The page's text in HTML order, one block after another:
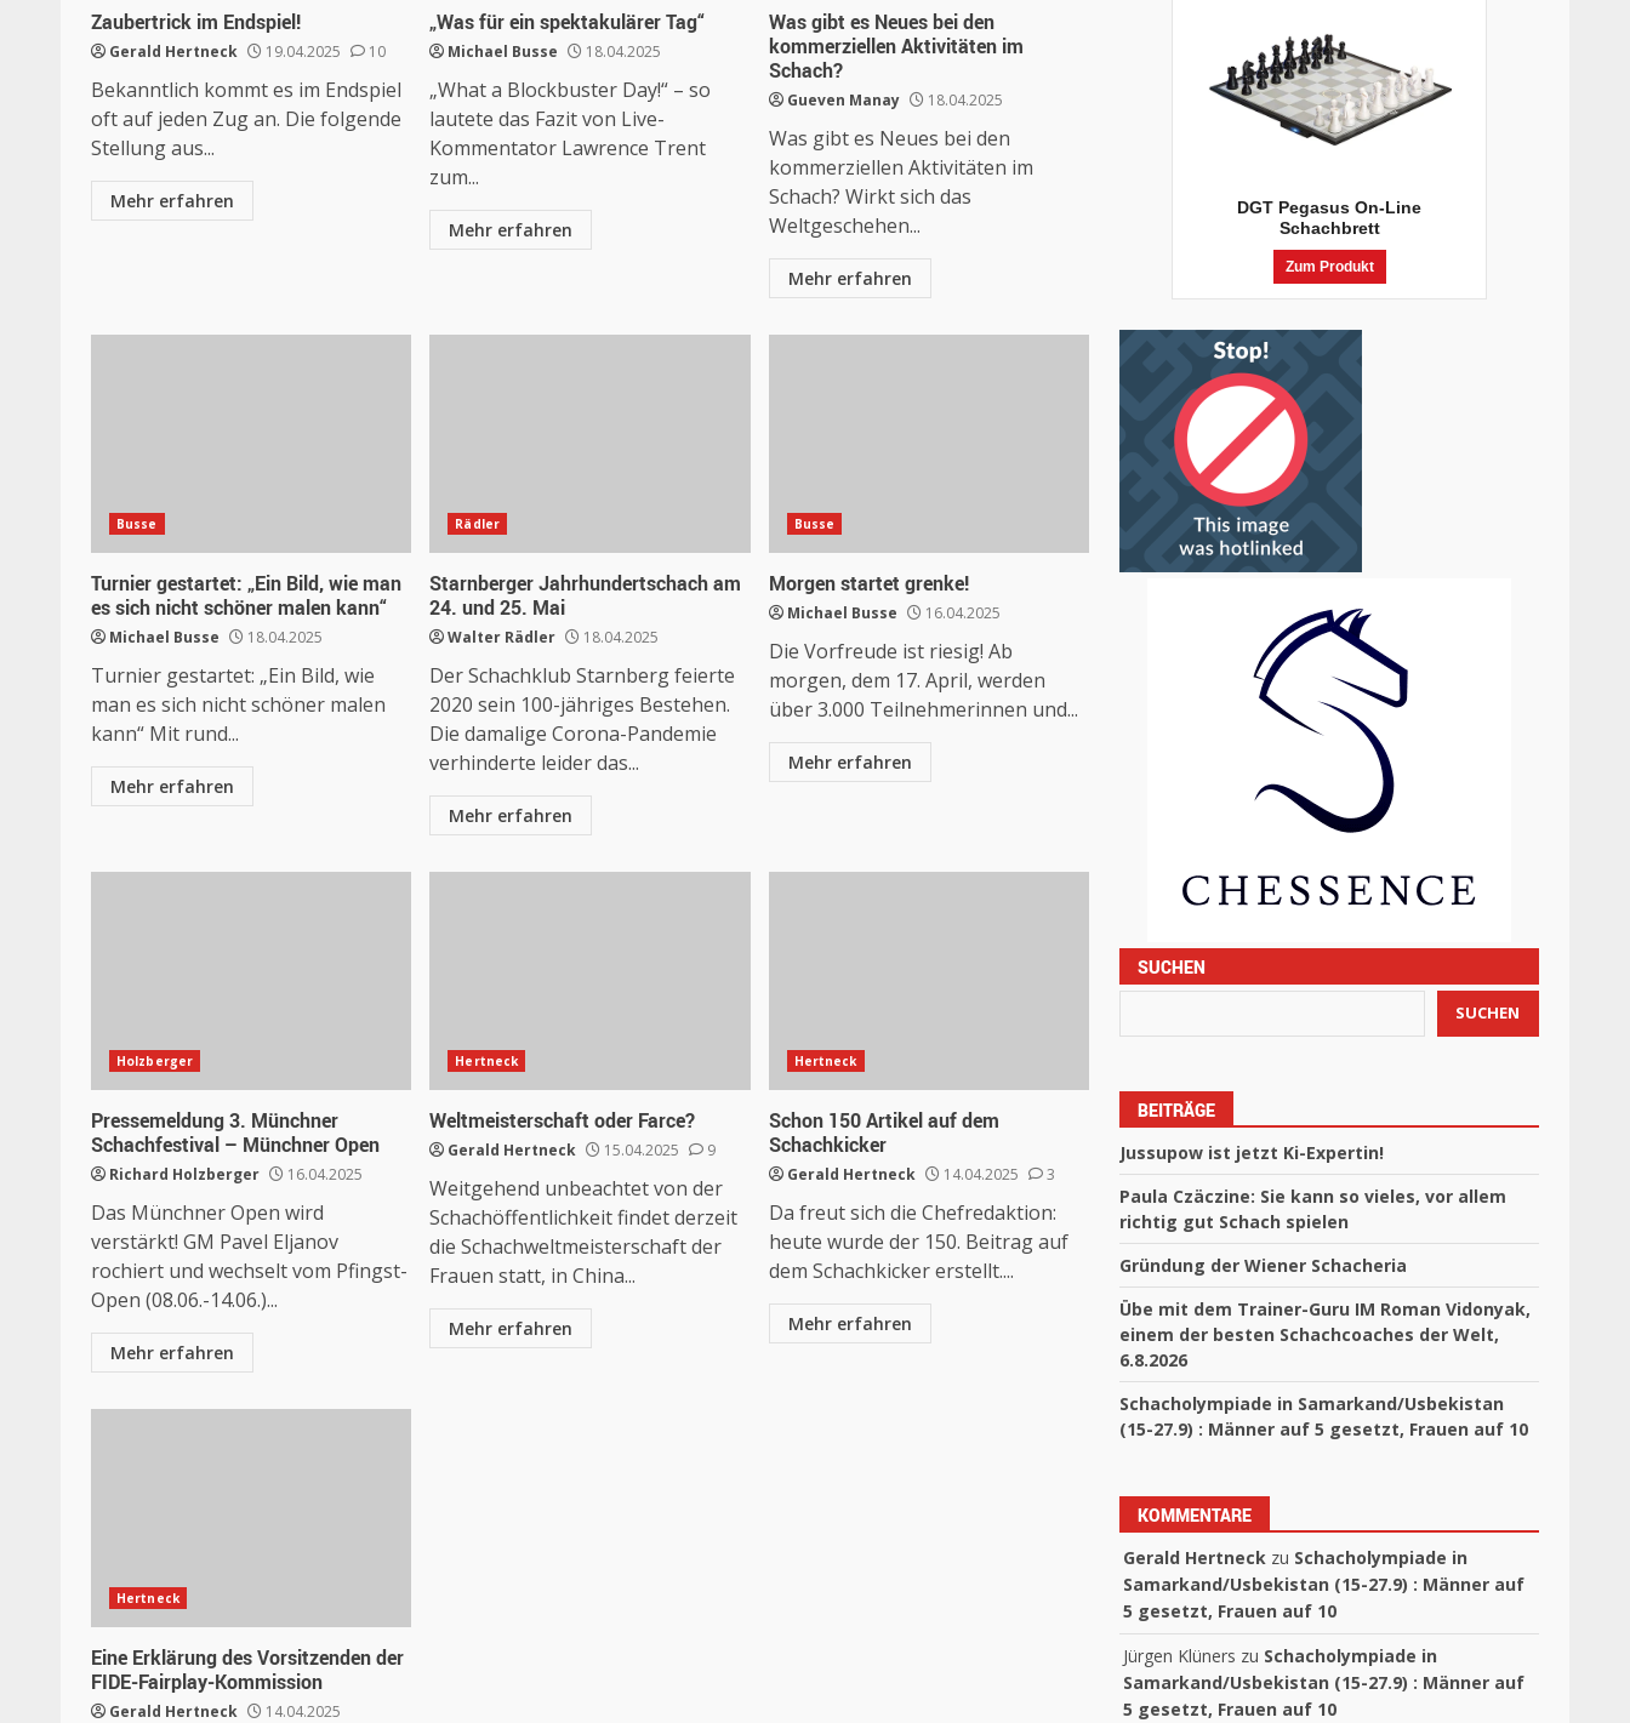
Zaubertrick im Endspiel!
Gerald Hertneck 19.04.2025 10
Bekanntlich kommt es im Endspiel
oft auf jeden Zug an. Die folgende
Stellung aus...
Mehr erfahren
„Was für ein spektakulärer Tag“
Michael Busse 18.04.2025
„What a Blockbuster Day!“ – so
lautete das Fazit von Live-
Kommentator Lawrence Trent
zum...
Mehr erfahren
Was gibt es Neues bei den
kommerziellen Aktivitäten im
Schach?
Gueven Manay 18.04.2025
Was gibt es Neues bei den
kommerziellen Aktivitäten im
Schach? Wirkt sich das
Weltgeschehen...
Mehr erfahren
Busse
Turnier gestartet: „Ein Bild, wie man
es sich nicht schöner malen kann“
Michael Busse 18.04.2025
Turnier gestartet: „Ein Bild, wie
man es sich nicht schöner malen
kann“ Mit rund...
Mehr erfahren
Rädler
Starnberger Jahrhundertschach am
24. und 25. Mai
Walter Rädler 18.04.2025
Der Schachklub Starnberg feierte
2020 sein 100-jähriges Bestehen.
Die damalige Corona-Pandemie
verhinderte leider das...
Mehr erfahren
Busse
Morgen startet grenke!
Michael Busse 16.04.2025
Die Vorfreude ist riesig! Ab
morgen, dem 17. April, werden
über 3.000 Teilnehmerinnen und...
Mehr erfahren
Holzberger
Pressemeldung 3. Münchner
Schachfestival – Münchner Open
Richard Holzberger 16.04.2025
Das Münchner Open wird
verstärkt! GM Pavel Eljanov
rochiert und wechselt vom Pfingst-
Open (08.06.-14.06.)...
Mehr erfahren
Hertneck
Weltmeisterschaft oder Farce?
Gerald Hertneck 15.04.2025 9
Weitgehend unbeachtet von der
Schachöffentlichkeit findet derzeit
die Schachweltmeisterschaft der
Frauen statt, in China...
Mehr erfahren
Hertneck
Schon 150 Artikel auf dem
Schachkicker
Gerald Hertneck 14.04.2025 3
Da freut sich die Chefredaktion:
heute wurde der 150. Beitrag auf
dem Schachkicker erstellt....
Mehr erfahren
Hertneck
Eine Erklärung des Vorsitzenden der
FIDE-Fairplay-Kommission
Gerald Hertneck 14.04.2025
DGT Pegasus On-Line
Schachbrett
Zum Produkt
SUCHEN
SUCHEN
BEITRÄGE
Jussupow ist jetzt Ki-Expertin!
Paula Czäczine: Sie kann so vieles, vor allem
richtig gut Schach spielen
Gründung der Wiener Schacheria
Übe mit dem Trainer-Guru IM Roman Vidonyak,
einem der besten Schachcoaches der Welt,
6.8.2026
Schacholympiade in Samarkand/Usbekistan
(15-27.9) : Männer auf 5 gesetzt, Frauen auf 10
KOMMENTARE
Gerald Hertneck zu Schacholympiade in
Samarkand/Usbekistan (15-27.9) : Männer auf
5 gesetzt, Frauen auf 10
Jürgen Klüners zu Schacholympiade in
Samarkand/Usbekistan (15-27.9) : Männer auf
5 gesetzt, Frauen auf 10